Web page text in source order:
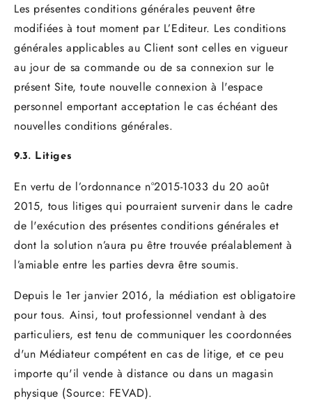
Les présentes conditions générales peuvent être
modifiées à tout moment par L’Editeur. Les conditions
générales applicables au Client sont celles en vigueur
au jour de sa commande ou de sa connexion sur le
présent Site, toute nouvelle connexion à l'espace
personnel emportant acceptation le cas échéant des
nouvelles conditions générales.
9.3. Litiges
En vertu de l’ordonnance n°2015-1033 du 20 août
2015, tous litiges qui pourraient survenir dans le cadre
de l'exécution des présentes conditions générales et
dont la solution n’aura pu être trouvée préalablement à
l’amiable entre les parties devra être soumis.
Depuis le 1er janvier 2016, la médiation est obligatoire
pour tous. Ainsi, tout professionnel vendant à des
particuliers, est tenu de communiquer les coordonnées
d'un Médiateur compétent en cas de litige, et ce peu
importe qu'il vende à distance ou dans un magasin
physique (Source: FEVAD).